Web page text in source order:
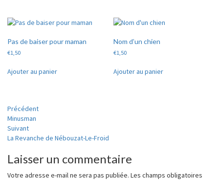
Pas de baiser pour maman
€1,50
Ajouter au panier
Nom d’un chien
€1,50
Ajouter au panier
Navigation
d'article
Précédent
Minusman
Suivant
La Revanche de Nébouzat-Le-Froid
Laisser un commentaire
Votre adresse e-mail ne sera pas publiée. Les champs obligatoires